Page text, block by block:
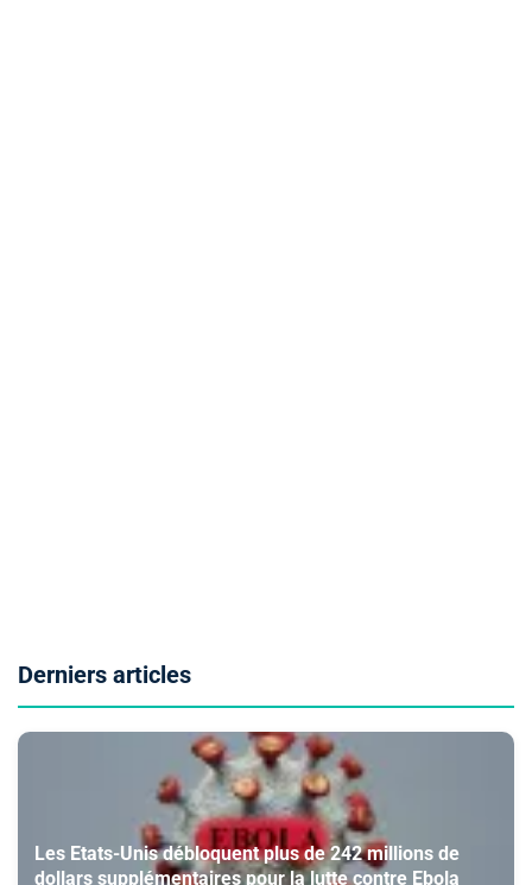
Derniers articles
Les Etats-Unis débloquent plus de 242 millions de
dollars supplémentaires pour la lutte contre Ebola